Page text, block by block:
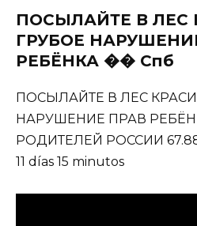
ПОСЫЛАЙТЕ В
ГРУБОЕ
РЕБЁНКА �� Спб
ПОСЫЛАЙТЕ В ЛЕС
НАРУШЕНИЕ ПРАВ
РОДИТЕЛЕЙ РОССИИ
11 días 15 minutos